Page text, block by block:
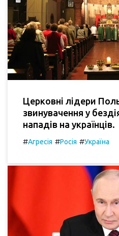
Церковні лідери
звинувачення у
нападів на українців.
#Агресія #Росія #Україна